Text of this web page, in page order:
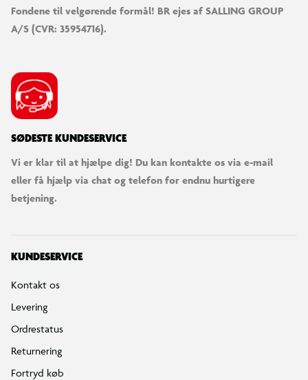
Fondene til velgørende formål! BR ejes af SALLING GROUP
A/S (CVR: 35954716).
SØDESTE KUNDESERVICE
Vi er klar til at hjælpe dig! Du kan kontakte os via e-mail
eller få hjælp via chat og telefon for endnu hurtigere
betjening.
KUNDESERVICE
Kontakt os
Levering
Ordrestatus
Returnering
Fortryd køb